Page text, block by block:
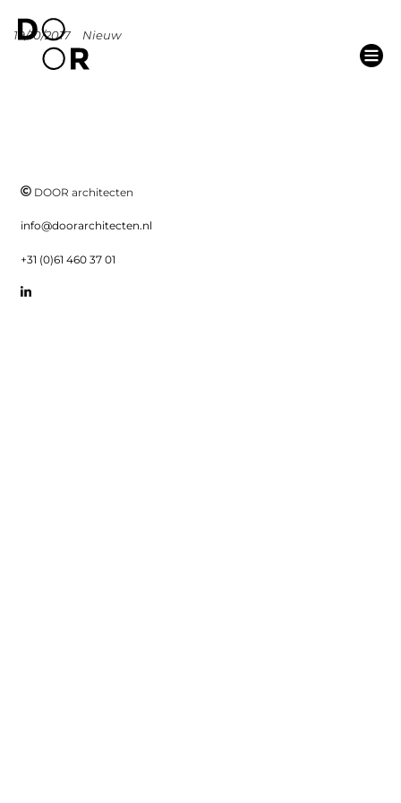
19/10/2017 Nieuw
DOOR architecten
info@doorarchitecten.nl
+31 (0)61 460 37 01